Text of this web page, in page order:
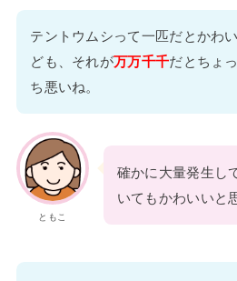
テントウムシって一匹だとかわ
ども、それが万万千千だとちょ
ち悪いね。
ともこ
確かに大量発生し
いてもかわいいと